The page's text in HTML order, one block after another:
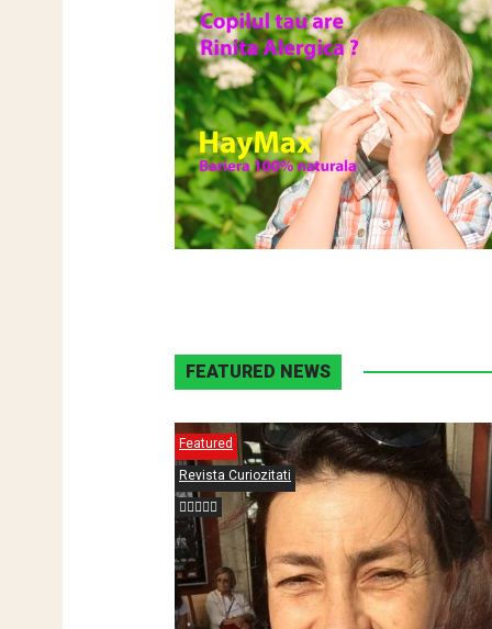
FEATURED NEWS
Featured
Revista Curiozitati